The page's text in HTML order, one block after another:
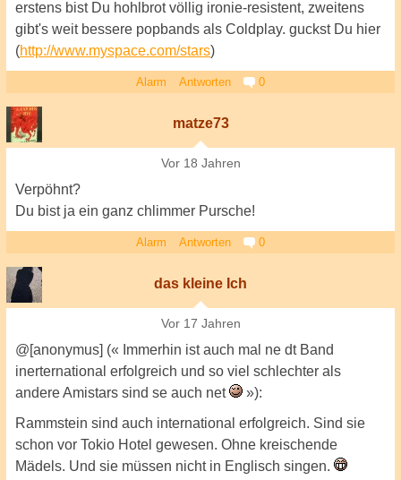
erstens bist Du hohlbrot völlig ironie-resistent, zweitens
gibt's weit bessere popbands als Coldplay. guckst Du hier
(http://www.myspace.com/stars)
Alarm Antworten 0
matze73
Vor 18 Jahren
Verpöhnt?
Du bist ja ein ganz chlimmer Pursche!
Alarm Antworten 0
das kleine Ich
Vor 17 Jahren
@[anonymus] (« Immerhin ist auch mal ne dt Band
inerternational erfolgreich und so viel schlechter als
andere Amistars sind se auch net
»):
Rammstein sind auch international erfolgreich. Sind sie
schon vor Tokio Hotel gewesen. Ohne kreischende
Mädels. Und sie müssen nicht in Englisch singen.